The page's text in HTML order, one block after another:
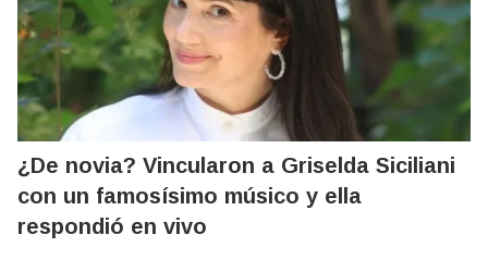
¿De novia? Vincularon a Griselda Siciliani
con un famosísimo músico y ella
respondió en vivo